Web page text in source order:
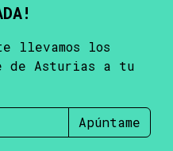
llevamos los
de Asturias a tu
Apúntame